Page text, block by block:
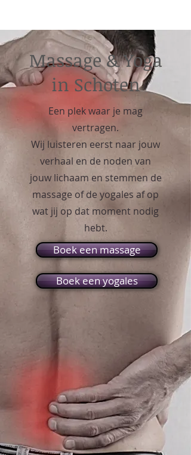
Massage & Yoga
in Schoten
Een plek waar je mag
vertragen.
Wij luisteren eerst naar jouw
verhaal en de noden van
jouw lichaam en stemmen de
massage of de yogales af op
wat jij op dat moment nodig
hebt.
Boek een massage
Boek een yogales